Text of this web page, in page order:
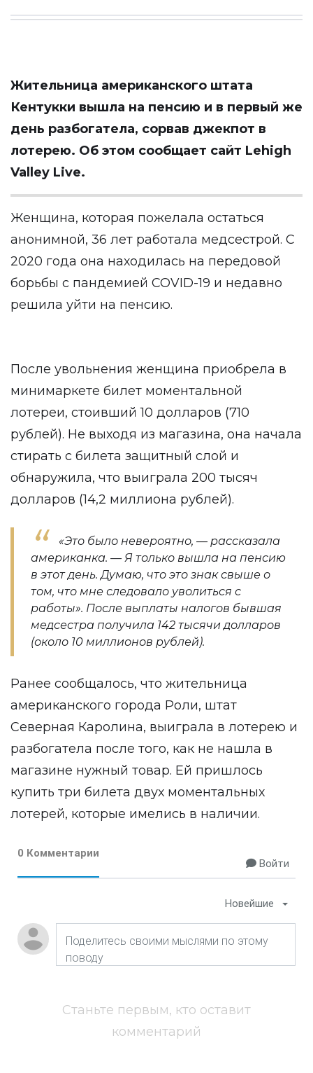
Жительница американского штата
Кентукки вышла на пенсию и в первый же
день разбогатела, сорвав джекпот в
лотерею. Об этом сообщает сайт Lehigh
Valley Live.
Женщина, которая пожелала остаться
анонимной, 36 лет работала медсестрой. С
2020 года она находилась на передовой
борьбы с пандемией COVID-19 и недавно
решила уйти на пенсию.
После увольнения женщина приобрела в
минимаркете билет моментальной
лотереи, стоивший 10 долларов (710
рублей). Не выходя из магазина, она начала
стирать с билета защитный слой и
обнаружила, что выиграла 200 тысяч
долларов (14,2 миллиона рублей).
«Это было невероятно, — рассказала
американка. — Я только вышла на пенсию
в этот день. Думаю, что это знак свыше о
том, что мне следовало уволиться с
работы». После выплаты налогов бывшая
медсестра получила 142 тысячи долларов
(около 10 миллионов рублей).
Ранее сообщалось, что жительница
американского города Роли, штат
Северная Каролина, выиграла в лотерею и
разбогатела после того, как не нашла в
магазине нужный товар. Ей пришлось
купить три билета двух моментальных
лотерей, которые имелись в наличии.
0 Комментарии
Войти
Новейшие
Станьте первым, кто оставит
комментарий